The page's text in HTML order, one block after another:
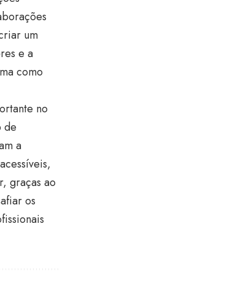
um
e a
como
no
de
a
graças ao
os